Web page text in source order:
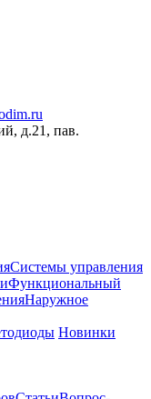
д.21, пав.
Системы управления
Функциональный
Наружное
Новинки